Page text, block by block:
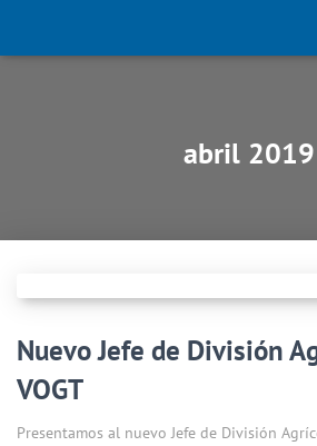
abril 2019
Nuevo Jefe de División
VOGT
Presentamos al nuevo Jefe de División